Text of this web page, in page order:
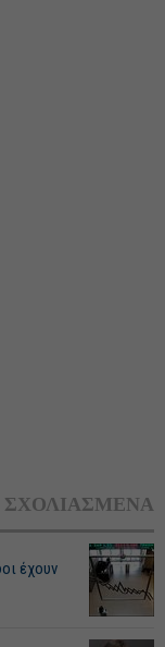
ΣΧΟΛΙΑΣΜΕΝΑ
έχουν